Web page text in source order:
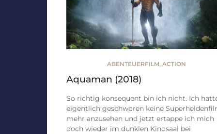
ABENTEUERFILM, ACTION
Aquaman (2018)
So richtig konsequent bin ich nicht. Ich
eigentlich geschworen keine
mehr anzusehen und jetzt ertappe ich mich
doch wieder im dunklen Kinosaal bei